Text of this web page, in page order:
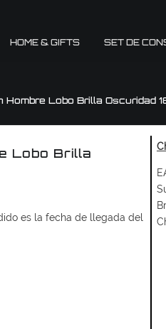
HOME & GIFTS SET DE
Hombre Lobo Brilla Oscuridad
Lobo Brilla
es la fecha de llegada del